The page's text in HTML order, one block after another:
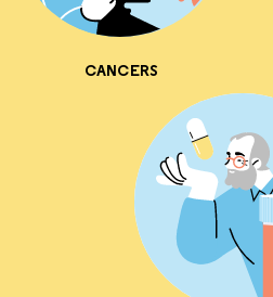
CANCERS